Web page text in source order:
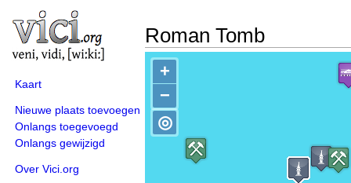
Kaart
Nieuwe plaats toevoegen
Onlangs toegevoegd
Onlangs gewijzigd
Over Vici.org
Roman Tomb
+
−
◎